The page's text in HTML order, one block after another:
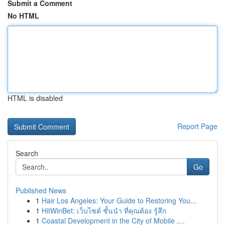
Submit a Comment
No HTML
HTML is disabled
Report Page
Search
Go
Published News
1 Hair Los Angeles: Your Guide to Restoring You...
1 HitWinBet: เว็บไซต์ ชั้นนำ ที่คุณต้อง รู้สึก
1 Coastal Development in the City of Mobile ,...